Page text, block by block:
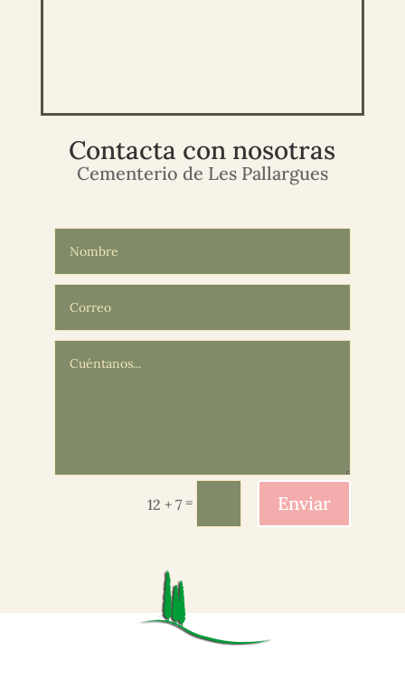
Contacta con nosotras
Cementerio de Les Pallargues
12 + 7 = Enviar